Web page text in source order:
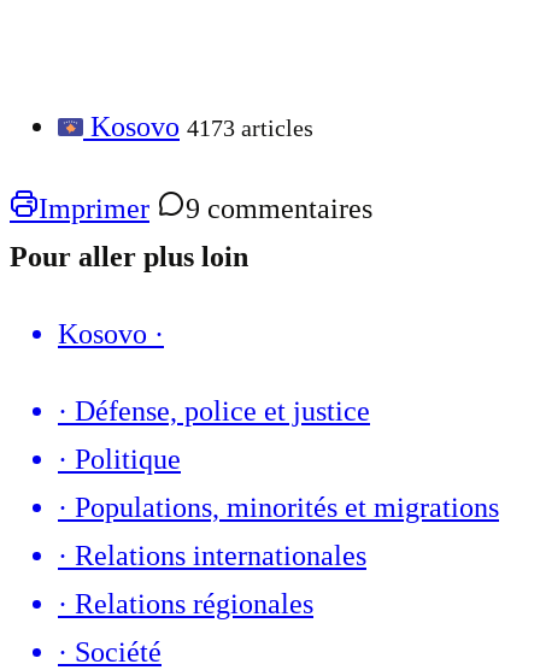
Kosovo 4173 articles
Imprimer
9 commentaires
Pour aller plus loin
Kosovo ·
· Défense, police et justice
· Politique
· Populations, minorités et migrations
· Relations internationales
· Relations régionales
· Société